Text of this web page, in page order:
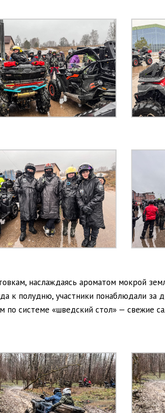
наслаждаясь ароматом мокрой
к полудню, участники понаблюдали
по системе «шведский стол» — свежие